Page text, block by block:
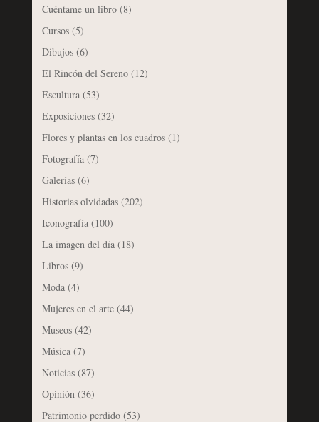
Cuéntame un libro(8)
Cursos(5)
Dibujos(6)
El Rincón del Sereno(12)
Escultura(53)
Exposiciones(32)
Flores y plantas en los cuadros(1)
Fotografía(7)
Galerías(6)
Historias olvidadas(202)
Iconografía(100)
La imagen del día(18)
Libros(9)
Moda(4)
Mujeres en el arte(44)
Museos(42)
Música(7)
Noticias(87)
Opinión (36)
Patrimonio perdido(53)